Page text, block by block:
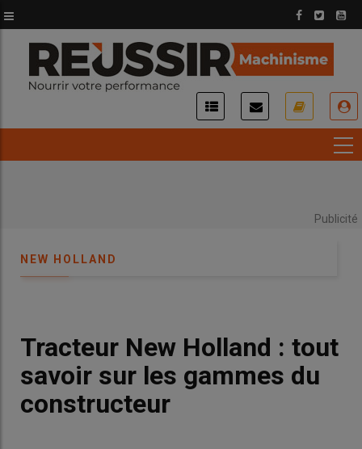
au
contenu
principal
Publicité
NEW HOLLAND
Tracteur New Holland : tout
savoir sur les gammes du
constructeur